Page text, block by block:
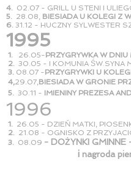
4. 02.07 - GRILL U STENI I
5. 28.08, BIESIADA U KOLEGI Z
6. 31.12 - HUCZNY SYLWESTER
1995
1. 26.05-PRZYGRYWKA W
2. 30.05 - I KOMUNIA ŚW.SYNA
3. 08.07 -PRZYGRYWKI U
4,29.07,BIESIADA W GRONIE
5. 30.11 - IMIENINY PREZESA
1996
1. 26.05 - DZIEŃ MATKI,
2. 21.08 - OGNISKO Z
3. 08.09 - DOŻYNKI GMINNE
i nagroda